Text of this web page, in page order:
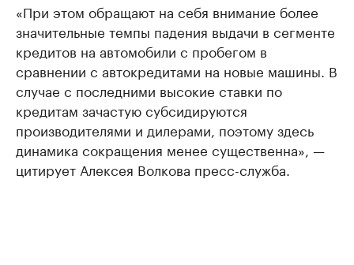
«При этом обращают на себя внимание более
значительные темпы падения выдачи в сегменте
кредитов на автомобили с пробегом в
сравнении с автокредитами на новые машины. В
случае с последними высокие ставки по
кредитам зачастую субсидируются
производителями и дилерами, поэтому здесь
динамика сокращения менее существенна», —
цитирует Алексея Волкова пресс-служба.